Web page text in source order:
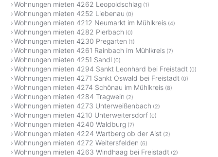
Wohnungen mieten 4262 Leopoldschlag (1)
Wohnungen mieten 4252 Liebenau (0)
Wohnungen mieten 4212 Neumarkt im Mühlkreis (4)
Wohnungen mieten 4282 Pierbach (0)
Wohnungen mieten 4230 Pregarten (1)
Wohnungen mieten 4261 Rainbach im Mühlkreis (7)
Wohnungen mieten 4251 Sandl (0)
Wohnungen mieten 4294 Sankt Leonhard bei Freistadt (0)
Wohnungen mieten 4271 Sankt Oswald bei Freistadt (0)
Wohnungen mieten 4274 Schönau im Mühlkreis (8)
Wohnungen mieten 4284 Tragwein (2)
Wohnungen mieten 4273 Unterweißenbach (2)
Wohnungen mieten 4210 Unterweitersdorf (0)
Wohnungen mieten 4240 Waldburg (7)
Wohnungen mieten 4224 Wartberg ob der Aist (2)
Wohnungen mieten 4272 Weitersfelden (6)
Wohnungen mieten 4263 Windhaag bei Freistadt (2)